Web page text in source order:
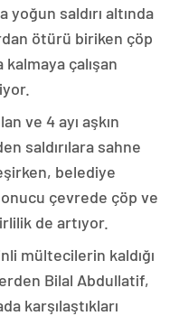
yoğun saldırı altında
ötürü biriken çöp
çalışan
ve 4 ayı aşkın
saldırılara sahne
belediye
çevrede çöp ve
de artıyor.
mültecilerin kaldığı
Bilal Abdullatif,
karşılaştıkları